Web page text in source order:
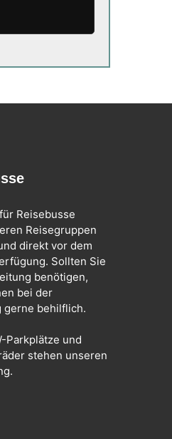
Reisebusse
Reisegruppen
direkt vor dem
Sollten Sie
benötigen,
bei der
gerne behilflich.
Parkplätze und
stehen unseren